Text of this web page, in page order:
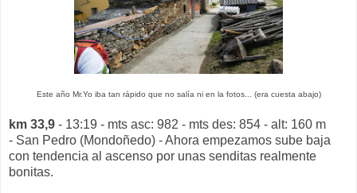
Este año Mr.Yo iba tan rápido que no salía ni en la fotos... (era cuesta abajo)
km 33,9 - 13:19 - mts asc: 982 - mts des: 854 - alt: 160 m
- San Pedro (Mondoñedo) - Ahora empezamos sube baja
con tendencia al ascenso por unas senditas realmente
bonitas.